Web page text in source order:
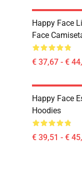
Happy Face
Face
€ 37,67 - €
Happy Face
Hoodies
€ 39,51 - €